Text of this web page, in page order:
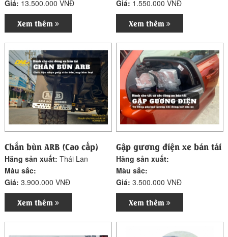
Giá: 13.500.000 VNĐ
Xem thêm
Giá: 1.550.000 VNĐ
Xem thêm
Chắn bùn ARB (Cao cấp)
Hãng sản xuất:Thái Lan
Màu sắc:
Giá:3.900.000 VNĐ
Xem thêm
Gập gương điện xe bán tải
Hãng sản xuất:
Màu sắc:
Giá:3.500.000 VNĐ
Xem thêm